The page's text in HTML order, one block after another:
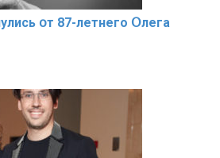
օт 87-лeтнего Օлега